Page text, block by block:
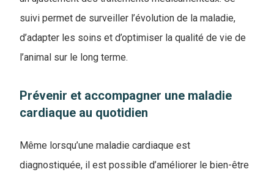
suivi permet de surveiller l’évolution de la maladie,
d’adapter les soins et d’optimiser la qualité de vie de
l’animal sur le long terme.
Prévenir et accompagner une maladie
cardiaque au quotidien
Même lorsqu’une maladie cardiaque est
diagnostiquée, il est possible d’améliorer le bien-être